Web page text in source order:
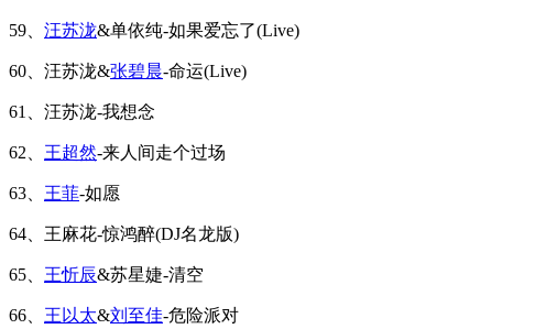
59、 汪苏泷&单依纯-如果爱忘了(Live)
60、汪苏泷&张碧晨-命运(Live)
61、汪苏泷-我想念
62、 王超然-来人间走个过场
63、 王菲-如愿
64、王麻花-惊鸿醉(DJ名龙版)
65、 王忻辰&苏星婕-清空
66、 王以太&刘至佳-危险派对